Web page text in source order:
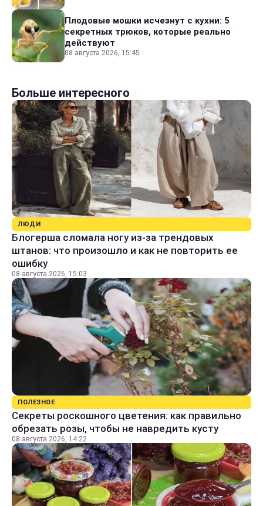
Плодовые мошки исчезнут с кухни: 5
секретных трюков, которые реально
действуют
08 августа 2026, 15:45
Больше интересного
ЛЮДИ
Блогерша сломала ногу из-за трендовых
штанов: что произошло и как не повторить ее
ошибку
08 августа 2026, 15:03
ПОЛЕЗНОЕ
Секреты роскошного цветения: как правильно
обрезать розы, чтобы не навредить кусту
08 августа 2026, 14:22